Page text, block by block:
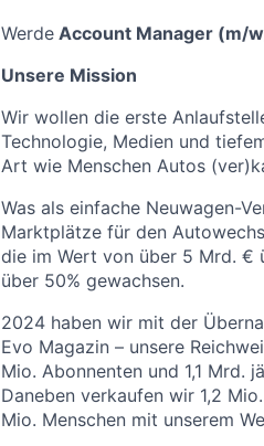
Werde Account Manager (m/
Unsere Mission
Wir wollen die erste
Technologie, Medien und
Art wie Menschen Autos
Was als einfache Neuwagen-
Marktplätze für den
die im Wert von über 5 Mrd. €
über 50% gewachsen.
2024 haben wir mit der
Evo Magazin – unsere
Mio. Abonnenten und 1,1 Mrd.
Daneben verkaufen wir 1,2
Mio. Menschen mit unserem